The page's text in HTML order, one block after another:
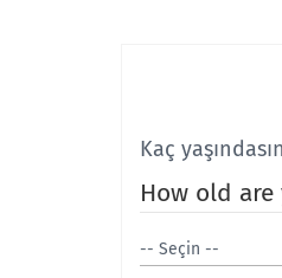
Kaç
How old are